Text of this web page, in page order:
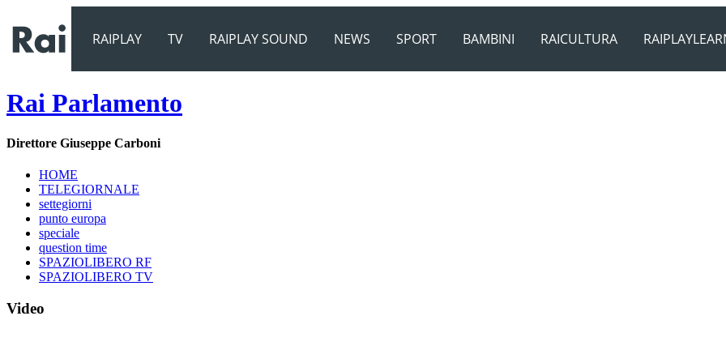
RAIPLAY TV RAIPLAY SOUND NEWS SPORT BAMBINI RAICULTURA
Rai Parlamento
Direttore Giuseppe Carboni
HOME
TELEGIORNALE
settegiorni
punto europa
speciale
question time
SPAZIOLIBERO RF
SPAZIOLIBERO TV
Video